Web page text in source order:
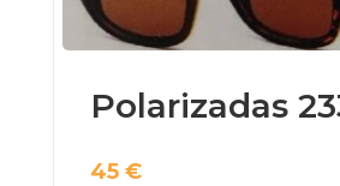
Polarizadas
45 €